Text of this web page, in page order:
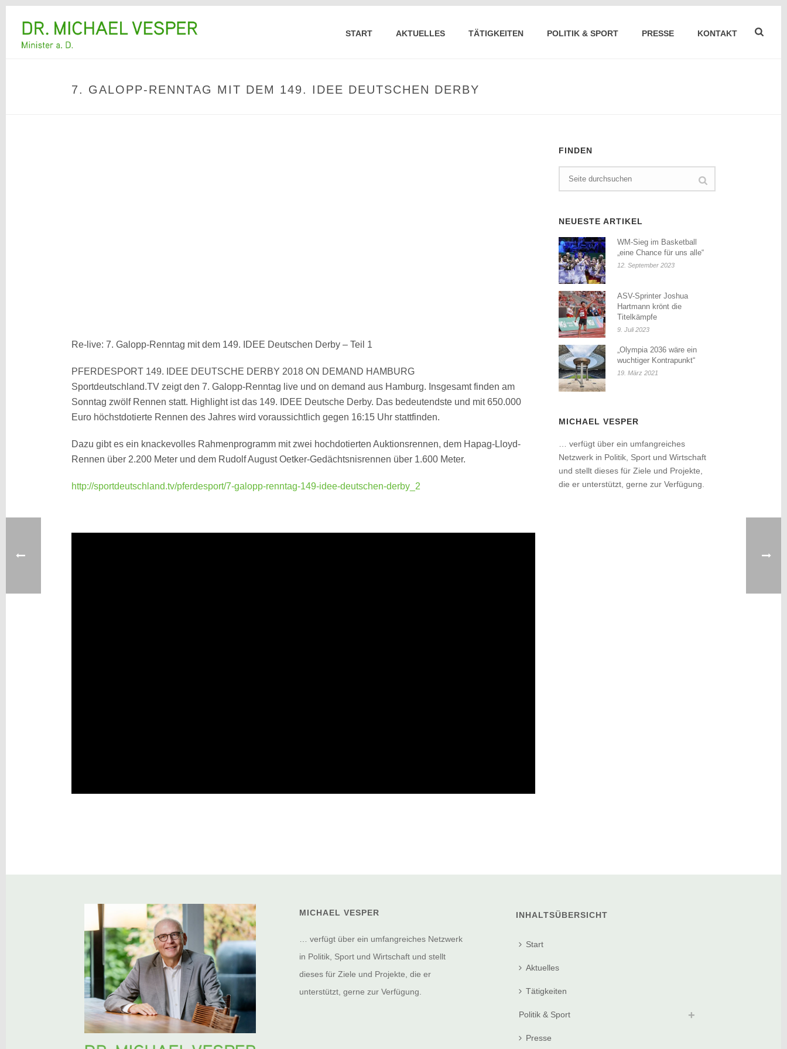
START AKTUELLES TÄTIGKEITEN POLITIK & SPORT PRESSE KONTAKT
7. GALOPP-RENNTAG MIT DEM 149. IDEE DEUTSCHEN DERBY
Re-live: 7. Galopp-Renntag mit dem 149. IDEE Deutschen Derby – Teil 1
PFERDESPORT 149. IDEE DEUTSCHE DERBY 2018 ON DEMAND HAMBURG
Sportdeutschland.TV zeigt den 7. Galopp-Renntag live und on demand aus Hamburg. Insgesamt finden am
Sonntag zwölf Rennen statt. Highlight ist das 149. IDEE Deutsche Derby. Das bedeutendste und mit 650.000
Euro höchstdotierte Rennen des Jahres wird voraussichtlich gegen 16:15 Uhr stattfinden.
Dazu gibt es ein knackevolles Rahmenprogramm mit zwei hochdotierten Auktionsrennen, dem Hapag-Lloyd-
Rennen über 2.200 Meter und dem Rudolf August Oetker-Gedächtsnisrennen über 1.600 Meter.
http://sportdeutschland.tv/pferdesport/7-galopp-renntag-149-idee-deutschen-derby_2
FINDEN
NEUESTE ARTIKEL
WM-Sieg im Basketball
„eine Chance für uns alle“
12. September 2023
ASV-Sprinter Joshua
Hartmann krönt die
Titelkämpfe
9. Juli 2023
„Olympia 2036 wäre ein
wuchtiger Kontrapunkt“
19. März 2021
MICHAEL VESPER
… verfügt über ein umfangreiches
Netzwerk in Politik, Sport und Wirtschaft
und stellt dieses für Ziele und Projekte,
die er unterstützt, gerne zur Verfügung.
MICHAEL VESPER
… verfügt über ein umfangreiches Netzwerk
in Politik, Sport und Wirtschaft und stellt
dieses für Ziele und Projekte, die er
unterstützt, gerne zur Verfügung.
INHALTSÜBERSICHT
Start
Aktuelles
Tätigkeiten
Politik & Sport
Presse